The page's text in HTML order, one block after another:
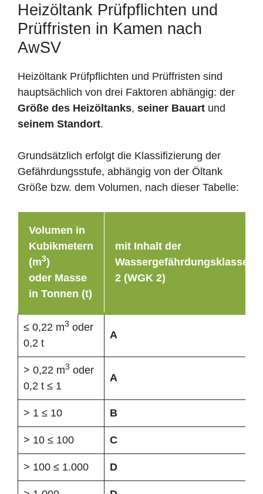
Heizöltank Prüfpflichten und
Prüffristen in Kamen nach
AwSV
Heizöltank Prüfpflichten und Prüffristen sind
hauptsächlich von drei Faktoren abhängig: der
Größe des Heizöltanks, seiner Bauart und
seinem Standort.
Grundsätzlich erfolgt die Klassifizierung der
Gefährdungsstufe, abhängig von der Öltank
Größe bzw. dem Volumen, nach dieser Tabelle:
Volumen in
Kubikmetern
(m3)
oder Masse
in Tonnen (t)
mit Inhalt der
Wassergefährdungsklasse
2 (WGK 2)
≤ 0,22 m3 oder
0,2 t
A
> 0,22 m3 oder
0,2 t ≤ 1
A
> 1 ≤ 10 B
> 10 ≤ 100 C
> 100 ≤ 1.000 D